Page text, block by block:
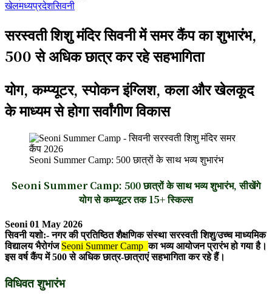
खेलमध्यप्रदेशसिवनी
सरस्वती शिशु मंदिर सिवनी में समर कैंप का शुभारंभ,
500 से अधिक छात्र कर रहे सहभागिता
योग, कम्प्यूटर, स्पोकन इंग्लिश, कला और खेलकूद
के माध्यम से होगा सर्वांगीण विकास
Seoni Summer Camp: 500 छात्रों के साथ भव्य शुभारंभ
Seoni Summer Camp: 500 छात्रों के साथ भव्य शुभारंभ, सीखेंगे
योग से कम्प्यूटर तक 15+ स्किल्स
Seoni 01 May 2026
सिवनी यशो:- नगर की प्रतिष्ठित शैक्षणिक संस्था सरस्वती शिशु/उच्च माध्यमिक
विद्यालय भैरोगंज Seoni Summer Campका भव्य आयोजन प्रारंभ हो गया है।
इस वर्ष कैंप में 500 से अधिक छात्र-छात्राएं सहभागिता कर रहे हैं।
विधिवत शुभारंभ